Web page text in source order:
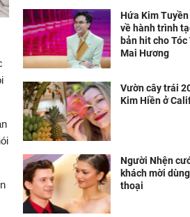
Hứa Kim
về hành trình
bản hit cho Tóc
Mai Hương
Vườn cây trái
Kim Hiền ở
Người Nhện
khách mời
thoại